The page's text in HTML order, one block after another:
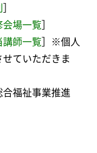
会場一覧
講師一覧 ］※個人
ていただきま
福祉事業推進